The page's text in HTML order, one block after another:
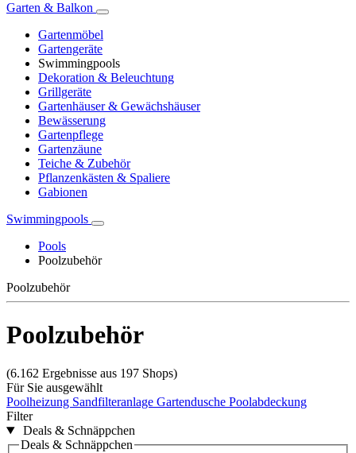
Garten & Balkon
Gartenmöbel
Gartengeräte
Swimmingpools
Dekoration & Beleuchtung
Grillgeräte
Gartenhäuser & Gewächshäuser
Bewässerung
Gartenpflege
Gartenzäune
Teiche & Zubehör
Pflanzenkästen & Spaliere
Gabionen
Swimmingpools
Pools
Poolzubehör
Poolzubehör
Poolzubehör
(6.162 Ergebnisse aus 197 Shops)
Für Sie ausgewählt
Poolheizung Sandfilteranlage Gartendusche Poolabdeckung
Filter
Deals & Schnäppchen
Deals & Schnäppchen